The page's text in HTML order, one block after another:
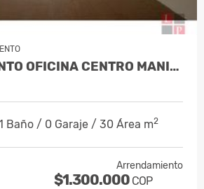
ARRENDAMIENTO OFICINA CENTRO MANIZA…
Baño / 0 Garaje / 30 Área m2
Arrendamiento
$1.300.000 COP